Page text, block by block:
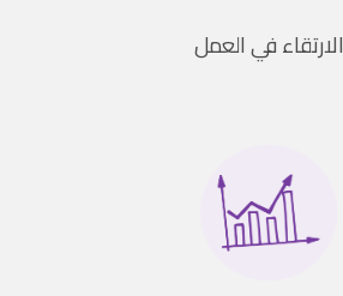
الارتقاء في العمل